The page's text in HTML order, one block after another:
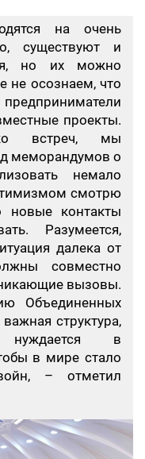
на очень
существуют и
но их можно
не осознаем, что
проекты.
встреч, мы
меморандумов о
немало
смотрю
новые контакты
Разумеется,
далека от
совместно
вызовы.
Объединенных
структура,
нуждается в
в мире стало
– отметил